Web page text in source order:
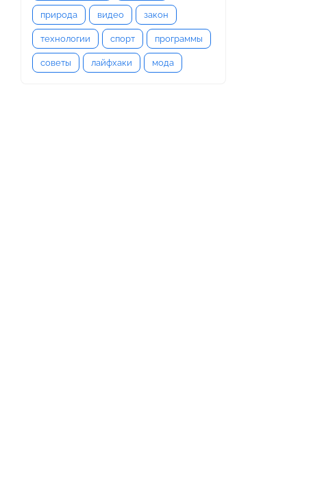
природа видео закон
технологии спорт программы
советы лайфхаки мода